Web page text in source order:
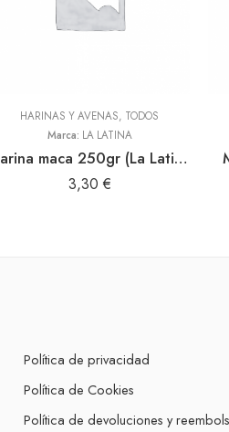
,TODOS
HARINAS Y AVENAS, TODOS
Marca: LA LATINA
Harina maca 250gr (La Latina)
3,30 €
Política de privacidad
Política de Cookies
Política de devoluciones y